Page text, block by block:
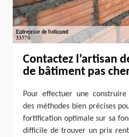
Contactez l’artisan
de bâtiment pas
Pour effectuer une
des méthodes bien précises
fortification optimale sur sa
difficile de trouver un prix